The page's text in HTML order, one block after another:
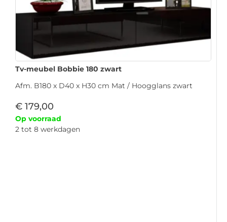
Tv-meubel Bobbie 180 zwart
Afm. B180 x D40 x H30 cm Mat / Hoogglans zwart
€ 179,00
Op voorraad
2 tot 8 werkdagen